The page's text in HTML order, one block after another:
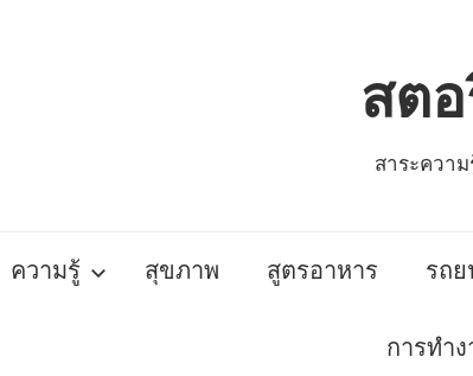
สต
สาระควา
ความรู้ สุขภาพ สูตรอาหาร รถ
การทำ